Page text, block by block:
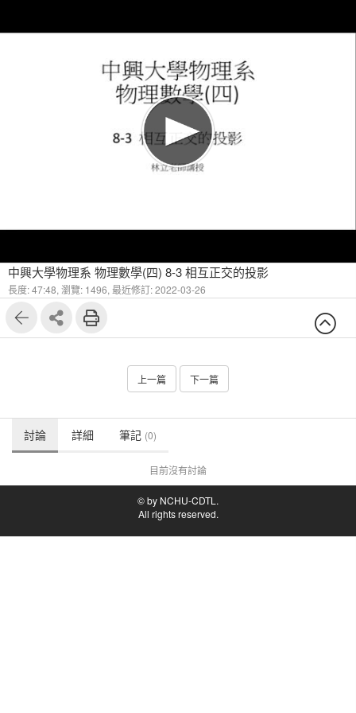
中興大學物理系 物理數學(四) 8-3 相互正交的投影
長度: 47:48, 瀏覽: 1496, 最近修訂: 2022-03-26
上一篇 下一篇
討論 詳細 筆記 (0)
目前沒有討論
© by NCHU-CDTL.
All rights reserved.